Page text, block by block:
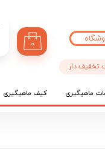
۰
ماهیگیری کیف ماهیگیری
تخفیف دار